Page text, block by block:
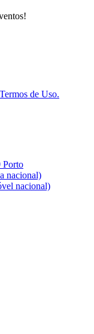
de Uso.
Porto
nacional)
nacional)